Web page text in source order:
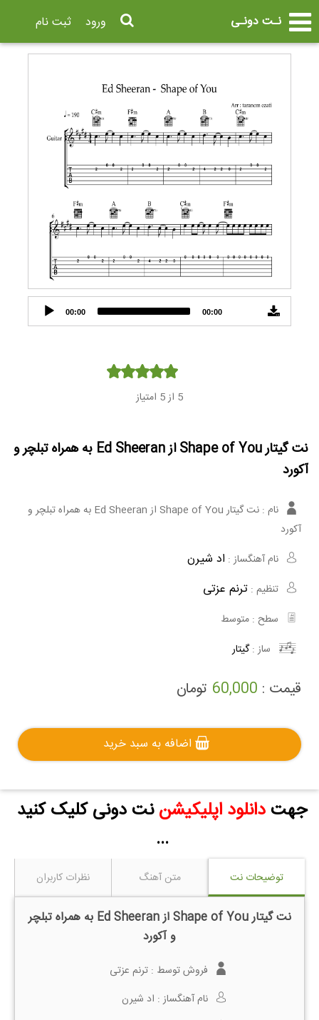
نـت دونـی ثبت نام ورود
Audio
Player
00:00 00:00
5 از 5 امتیاز
نت گیتار Shape of You از Ed Sheeran به همراه تبلچر و
آکورد
نام :
نت گیتار Shape of You از Ed Sheeran به همراه تبلچر و
آکورد
نام آهنگساز : اد شیرن
تنظیم : ترنم عزتی
سطح : متوسط
ساز :گیتار
قیمت : 60,000 تومان
اضافه به سبد خرید
جهتدانلود اپلیکیشن نت دونی کلیک کنید
...
توضیحات نت متن آهنگ نظرات کاربران
نت گیتار Shape of You از Ed Sheeran به همراه تبلچر
و آکورد
فروش توسط : ترنم عزتی
نام آهنگساز : اد شیرن